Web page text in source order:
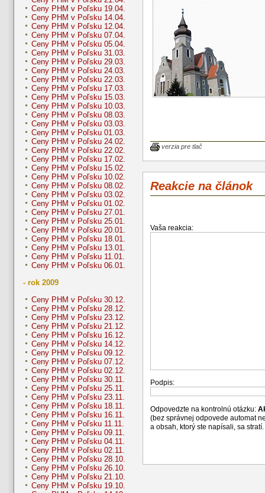
Ceny PHM v Poľsku 19.04.
Ceny PHM v Poľsku 14.04.
Ceny PHM v Poľsku 12.04.
Ceny PHM v Poľsku 07.04.
Ceny PHM v Poľsku 05.04.
Ceny PHM v Poľsku 31.03.
Ceny PHM v Poľsku 29.03.
Ceny PHM v Poľsku 24.03.
Ceny PHM v Poľsku 22.03.
Ceny PHM v Poľsku 17.03.
Ceny PHM v Poľsku 15.03.
Ceny PHM v Poľsku 10.03.
Ceny PHM v Poľsku 08.03.
Ceny PHM v Poľsku 03.03.
Ceny PHM v Poľsku 01.03.
Ceny PHM v Poľsku 24.02.
Ceny PHM v Poľsku 22.02.
Ceny PHM v Poľsku 17.02.
Ceny PHM v Poľsku 15.02.
Ceny PHM v Poľsku 10.02.
Ceny PHM v Poľsku 08.02.
Ceny PHM v Poľsku 03.02.
Ceny PHM v Poľsku 01.02.
Ceny PHM v Poľsku 27.01.
Ceny PHM v Poľsku 25.01.
Ceny PHM v Poľsku 20.01.
Ceny PHM v Poľsku 18.01.
Ceny PHM v Poľsku 13.01.
Ceny PHM v Poľsku 11.01.
Ceny PHM v Poľsku 06.01.
- rok 2009
Ceny PHM v Poľsku 30.12.
Ceny PHM v Poľsku 28.12.
Ceny PHM v Poľsku 23.12.
Ceny PHM v Poľsku 21.12.
Ceny PHM v Poľsku 16.12.
Ceny PHM v Poľsku 14.12.
Ceny PHM v Poľsku 09.12.
Ceny PHM v Poľsku 07.12.
Ceny PHM v Poľsku 02.12.
Ceny PHM v Poľsku 30.11.
Ceny PHM v Poľsku 25.11.
Ceny PHM v Poľsku 23.11.
Ceny PHM v Poľsku 18.11.
Ceny PHM v Poľsku 16.11.
Ceny PHM v Poľsku 11.11.
Ceny PHM v Poľsku 09.11.
Ceny PHM v Poľsku 04.11.
Ceny PHM v Poľsku 02.11.
Ceny PHM v Poľsku 28.10.
Ceny PHM v Poľsku 26.10.
Ceny PHM v Poľsku 21.10.
Ceny PHM v Poľsku 19.10.
verzia pre tlač
Reakcie na článok
Vaša reakcia:
Podpis:
Odpovedzte na kontrolnú otázku:
(bez správnej odpovede automat
a obsah, ktorý ste napísali, sa